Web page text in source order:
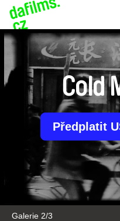
Galerie 2/3
Cold
Předplatit